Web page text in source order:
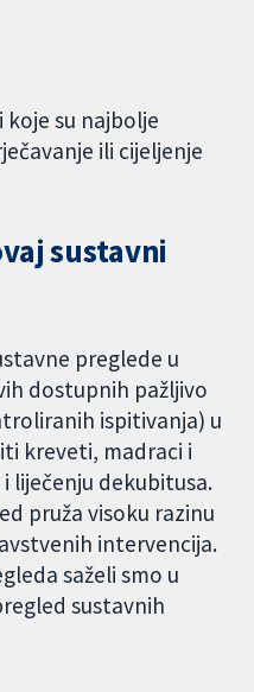
su najbolje
ili cijeljenje
sustavni
preglede u
dostupnih pažljivo
ispitivanja) u
kreveti, madraci i
liječenju dekubitusa.
pruža visoku razinu
intervencija.
saželi smo u
sustavnih